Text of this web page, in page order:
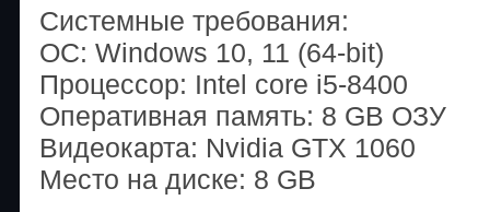
Системные требования:
ОС: Windows 10, 11 (64-bit)
Процессор: Intel core i5-8400
Оперативная память: 8 GB ОЗУ
Видеокарта: Nvidia GTX 1060
Место на диске: 8 GB